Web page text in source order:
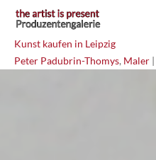
Kunst kaufen in Leipzig
Peter Padubrin-Thomys, Maler |